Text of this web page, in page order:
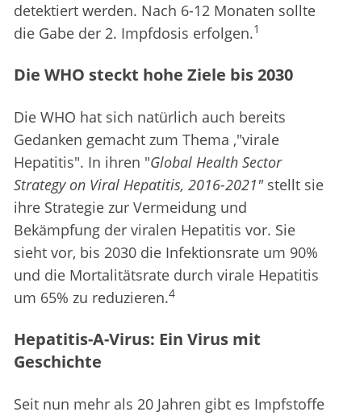
detektiert werden. Nach 6-12 Monaten sollte
die Gabe der 2. Impfdosis erfolgen.1
Die WHO steckt hohe Ziele bis 2030
Die WHO hat sich natürlich auch bereits
Gedanken gemacht zum Thema ,"virale
Hepatitis". In ihren "Global Health Sector
Strategy on Viral Hepatitis, 2016-2021"stellt sie
ihre Strategie zur Vermeidung und
Bekämpfung der viralen Hepatitis vor. Sie
sieht vor, bis 2030 die Infektionsrate um 90%
und die Mortalitätsrate durch virale Hepatitis
um 65% zu reduzieren.4
Hepatitis-A-Virus: Ein Virus mit
Geschichte
Seit nun mehr als 20 Jahren gibt es Impfstoffe